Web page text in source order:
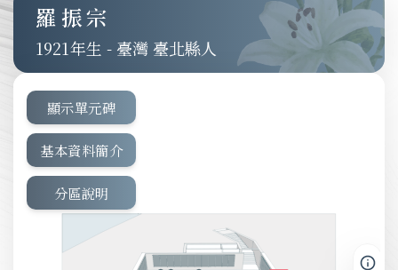
羅振宗
1921 - 臺灣 臺北縣人
顯示單元碑
基本資料簡介
分區說明